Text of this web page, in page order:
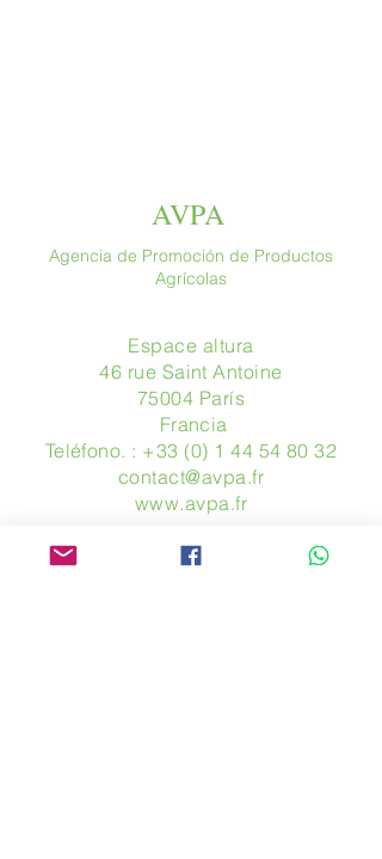
AVPA
Agencia de Promoción de Productos
Agrícolas
Espace altura
46 rue Saint Antoine
75004 París
​ Francia
Teléfono. : +33 (0) 1 44 54 80 32
contact@avpa.fr
www.avpa.fr